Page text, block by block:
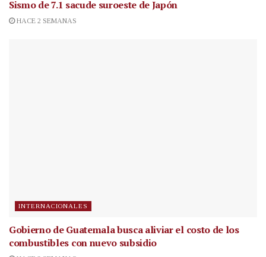
Sismo de 7.1 sacude suroeste de Japón
HACE 2 SEMANAS
INTERNACIONALES
Gobierno de Guatemala busca aliviar el costo de los
combustibles con nuevo subsidio